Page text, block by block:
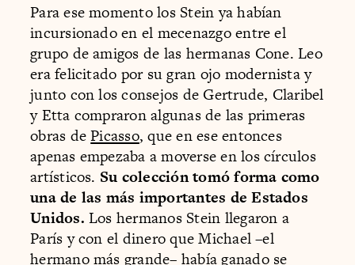
Para ese momento los Stein ya habían
incursionado en el mecenazgo entre el
grupo de amigos de las hermanas Cone. Leo
era felicitado por su gran ojo modernista y
junto con los consejos de Gertrude, Claribel
y Etta compraron algunas de las primeras
obras dePicasso, que en ese entonces
apenas empezaba a moverse en los círculos
artísticos. Su colección tomó forma como
una de las más importantes de Estados
Unidos. Los hermanos Stein llegaron a
París y con el dinero que Michael –el
hermano más grande– había ganado se